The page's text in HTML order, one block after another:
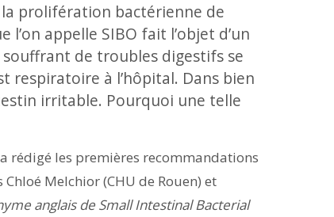
prolifération bactérienne de
appelle SIBO fait l’objet d’un
de troubles digestifs se
à l’hôpital. Dans bien
irritable. Pourquoi une telle
rédigé les premières recommandations
Melchior (CHU de Rouen) et
anglais de Small Intestinal Bacterial